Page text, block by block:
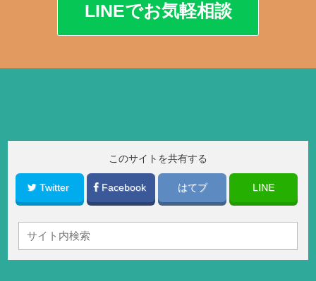
LINEでお気軽相談
このサイトを共有する
Twitter Facebook はてブ LINE